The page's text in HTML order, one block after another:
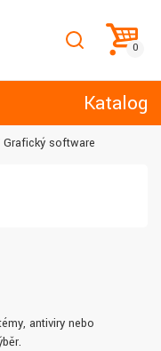
Katalog
Grafický software
antiviry nebo